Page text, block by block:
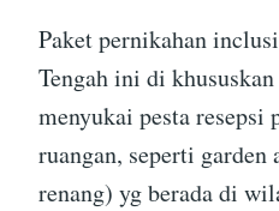
Paket pernikahan
Tengah ini di
menyukai pesta resepsi
ruangan, seperti
renang) yg berada di